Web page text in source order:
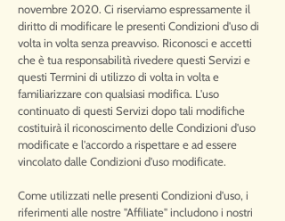
novembre 2020. Ci riserviamo espressamente il
diritto di modificare le presenti Condizioni d'uso di
volta in volta senza preavviso. Riconosci e accetti
che è tua responsabilità rivedere questi Servizi e
questi Termini di utilizzo di volta in volta e
familiarizzare con qualsiasi modifica. L'uso
continuato di questi Servizi dopo tali modifiche
costituirà il riconoscimento delle Condizioni d'uso
modificate e l'accordo a rispettare e ad essere
vincolato dalle Condizioni d'uso modificate.
Come utilizzati nelle presenti Condizioni d'uso, i
riferimenti alle nostre "Affiliate" includono i nostri